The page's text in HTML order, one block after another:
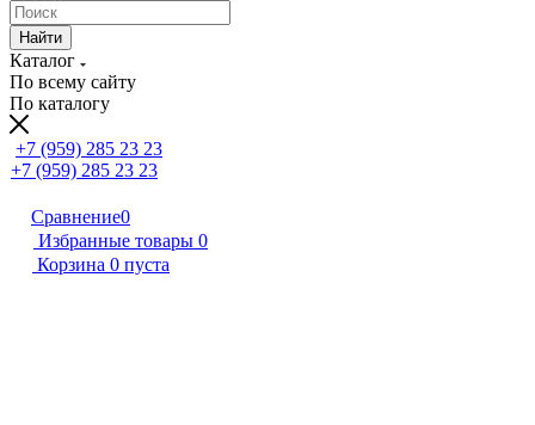
Найти
Каталог
По всему сайту
По каталогу
+7 (959) 285 23 23
+7 (959) 285 23 23
Сравнение0
Избранные товары 0
Корзина 0 пуста